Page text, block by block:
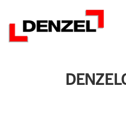
Inhalt